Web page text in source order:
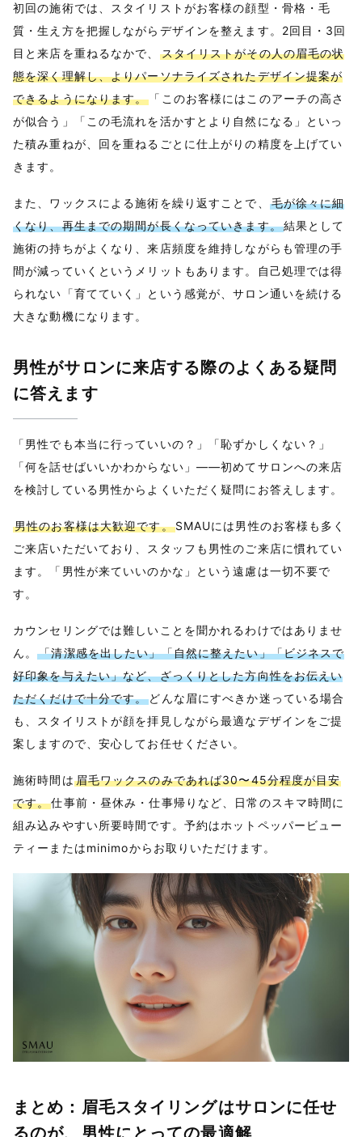
初回の施術では、スタイリストがお客様の顔型・骨格・毛
質・生え方を把握しながらデザインを整えます。2回目・3回
目と来店を重ねるなかで、
スタイリストがその人の眉毛の状
態を深く理解し、よりパーソナライズされたデザイン提案が
できるようになります。 「このお客様にはこのアーチの高さ
が似合う」「この毛流れを活かすとより自然になる」といっ
た積み重ねが、回を重ねるごとに仕上がりの精度を上げてい
きます。
また、ワックスによる施術を繰り返すことで、
毛が徐々に細
くなり、再生までの期間が長くなっていきます。結果として
施術の持ちがよくなり、来店頻度を維持しながらも管理の手
間が減っていくというメリットもあります。自己処理では得
られない「育てていく」という感覚が、サロン通いを続ける
大きな動機になります。
男性がサロンに来店する際のよくある疑問
に答えます
「男性でも本当に行っていいの？」「恥ずかしくない？」
「何を話せばいいかわからない」——初めてサロンへの来店
を検討している男性からよくいただく疑問にお答えします。
男性のお客様は大歓迎です。SMAUには男性のお客様も多く
ご来店いただいており、スタッフも男性のご来店に慣れてい
ます。「男性が来ていいのかな」という遠慮は一切不要で
す。
カウンセリングでは難しいことを聞かれるわけではありませ
ん。「清潔感を出したい」「自然に整えたい」「ビジネスで
好印象を与えたい」など、ざっくりとした方向性をお伝えい
ただくだけで十分です。 どんな眉にすべきか迷っている場合
も、スタイリストが顔を拝見しながら最適なデザインをご提
案しますので、安心してお任せください。
施術時間は 眉毛ワックスのみであれば30〜45分程度が目安
です。仕事前・昼休み・仕事帰りなど、日常のスキマ時間に
組み込みやすい所要時間です。予約はホットペッパービュー
ティーまたはminimoからお取りいただけます。
まとめ：眉毛スタイリングはサロンに任せ
るのが、男性にとっての最適解